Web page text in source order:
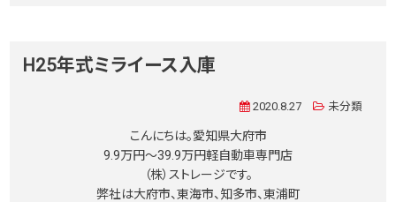
H25年式ミライース入庫
2020.8.27 未分類
こんにちは。愛知県大府市
9.9万円〜39.9万円軽自動車専門店
（株）ストレージです。
弊社は大府市、東海市、知多市、東浦町